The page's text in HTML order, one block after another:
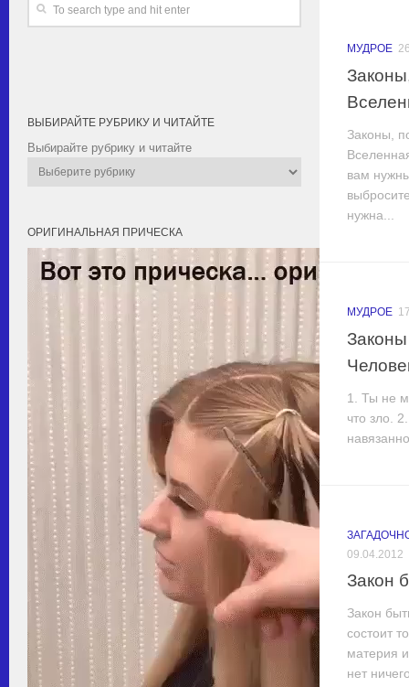
МУДРОЕ
Законы,
вам
нужна...
МУДРОЕ
1. Ты не
что зло.
09.04.2012
Закон
Закон
состоит
материя
нет
ВЫБИРАЙТЕ РУБРИКУ И ЧИТАЙТЕ
Выбирайте рубрику и читайте
ОРИГИНАЛЬНАЯ ПРИЧЕСКА